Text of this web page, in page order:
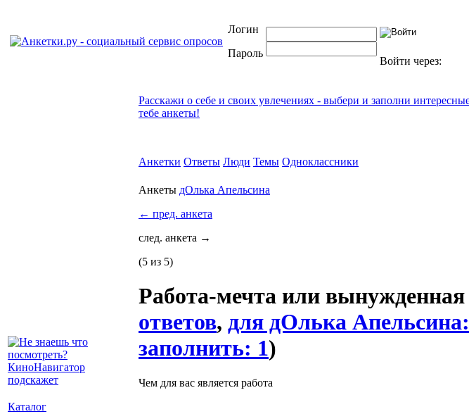
Логин
Пароль
Войти через:
Каталог
Расскажи о себе и своих увлечениях - выбери и заполни
тебе анкеты!
Анкетки Ответы Люди Темы Одноклассники
Анкеты дОлька Апельсина
← пред. анкета
след. анкета →
(5 из 5)
Работа-мечта или вынужденная
ответов, для дОлька Апельсина:
заполнить: 1)
Чем для вас является работа